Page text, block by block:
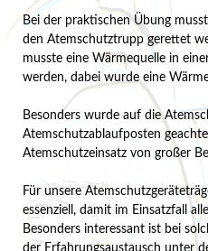
Bei der praktischen Übung
den Atemschutztrupp gerettet
musste eine Wärmequelle in
werden, dabei wurde eine
Besonders wurde auf die
Atemschutzablaufposten
Atemschutzeinsatz von großer
Für unsere
essenziell, damit im Einsatzfall
Besonders interessant ist bei